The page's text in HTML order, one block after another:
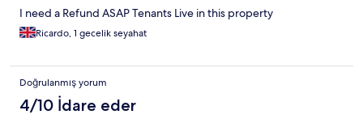
I need a Refund ASAP Tenants Live in this property
Ricardo, 1 gecelik seyahat
Doğrulanmış yorum
4/10 İdare eder